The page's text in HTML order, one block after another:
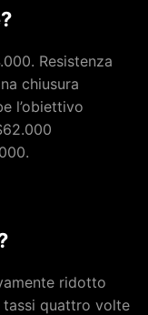
Resistenza
chiusura
l’obiettivo
ridotto
tassi quattro volte